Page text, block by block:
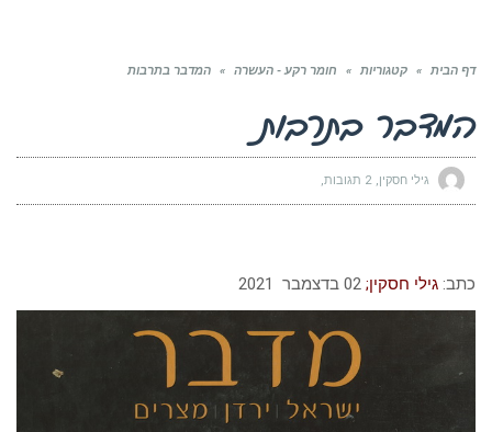
דף הבית » קטגוריות » חומר רקע - העשרה » המדבר בתרבות
המדבר בתרבות
גילי חסקין 2 תגובות
כתב: גילי חסקין;